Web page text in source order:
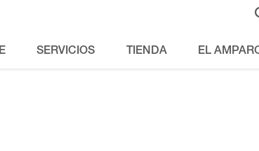
SERVICIOS TIENDA EL